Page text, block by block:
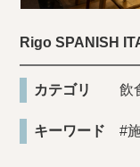
Rigo SPANISH
カテゴリ 飲
キーワード #